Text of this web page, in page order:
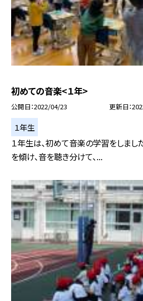
初めての音楽<１年>
公開日 2022/04/23 更新日
１年生
１年生は、初めて音楽の学習をしまし
を傾け、音を聴き分けて、...